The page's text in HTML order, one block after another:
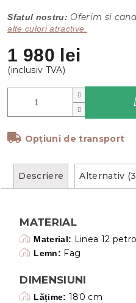
1 980 lei
Opțiuni de transport
Sfatul nostru: Oferim si
alte culori atractive.
Descriere Alternativ
MATERIAL
Material: Linea 12
Lemn: Fag
DIMENSIUNI
Lățime: 180 cm